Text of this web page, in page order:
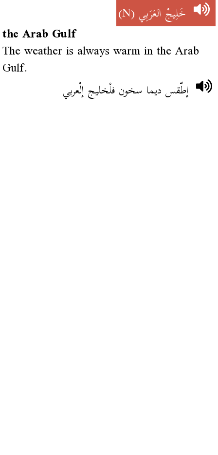
خَلِيجْ العَرَبِي(N)
the Arab Gulf
The weather is always warm in the Arab
Gulf.
إطّقس ديما سخون فلْخليج إلْعربي